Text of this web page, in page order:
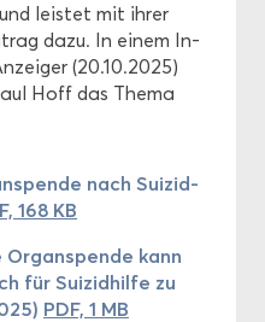
leis­tet mit ihrer
dazu. In einem In­
(20.10.2025)
Hoff das Thema
nach Sui­zid­
168 KB
Or­gan­spen­de kann
für Sui­zid­hil­fe zu
PDF, 1 MB